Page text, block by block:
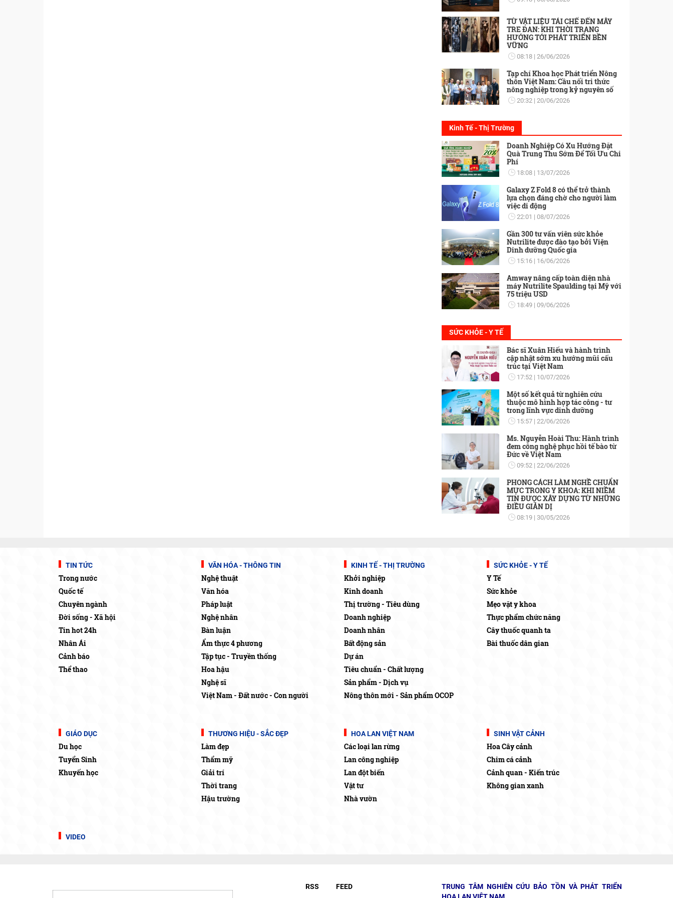
TỪ VẬT LIỆU TÁI CHẾ ĐẾN MÂY
TRE ĐAN: KHI THỜI TRANG
HƯỚNG TỚI PHÁT TRIỂN BỀN
VỮNG
08:18 26/06/2026
Tạp chí Khoa học Phát triển Nông
thôn Việt Nam: Cầu nối tri thức
nông nghiệp trong kỷ nguyên số
20:32 20/06/2026
Kinh Tế - Thị Trường
Doanh Nghiệp Có Xu Hướng Đặt
Quà Trung Thu Sớm Để Tối Ưu Chi
Phí
18:08 13/07/2026
Galaxy Z Fold 8 có thể trở thành
lựa chọn đáng chờ cho người làm
việc di động
22:01 08/07/2026
Gần 300 tư vấn viên sức khỏe
Nutrilite được đào tạo bởi Viện
Dinh dưỡng Quốc gia
15:16 16/06/2026
Amway nâng cấp toàn diện nhà
máy Nutrilite Spaulding tại Mỹ với
75 triệu USD
18:49 09/06/2026
SỨC KHỎE - Y TẾ
Bác sĩ Xuân Hiếu và hành trình
cập nhật sớm xu hướng mũi cấu
trúc tại Việt Nam
17:52 10/07/2026
Một số kết quả từ nghiên cứu
thuộc mô hình hợp tác công - tư
trong lĩnh vực dinh dưỡng
15:57 22/06/2026
Ms. Nguyễn Hoài Thu: Hành trình
đem công nghệ phục hồi tế bào từ
Đức về Việt Nam
09:52 22/06/2026
PHONG CÁCH LÀM NGHỀ CHUẨN
MỰC TRONG Y KHOA: KHI NIỀM
TIN ĐƯỢC XÂY DỰNG TỪ NHỮNG
ĐIỀU GIẢN DỊ
08:19 30/05/2026
TIN TỨC
Trong nước
Quốc tế
Chuyên ngành
Đời sống - Xã hội
Tin hot 24h
Nhân Ái
Cảnh báo
Thể thao
VĂN HÓA - THÔNG TIN
Nghệ thuật
Văn hóa
Pháp luật
Nghệ nhân
Bàn luận
Ẩm thực 4 phương
Tập tục - Truyền thống
Hoa hậu
Nghệ sĩ
Việt Nam - Đất nước - Con người
KINH TẾ - THỊ TRƯỜNG
Khởi nghiệp
Kinh doanh
Thị trường - Tiêu dùng
Doanh nghiệp
Doanh nhân
Bất động sản
Dự án
Tiêu chuẩn - Chất lượng
Sản phẩm - Dịch vụ
Nông thôn mới - Sản phẩm OCOP
SỨC KHỎE - Y TẾ
Y Tế
Sức khỏe
Mẹo vặt y khoa
Thực phẩm chức năng
Cây thuốc quanh ta
Bài thuốc dân gian
GIÁO DỤC
Du học
Tuyển Sinh
Khuyến học
THƯƠNG HIỆU - SẮC ĐẸP
Làm đẹp
Thẩm mỹ
Giải trí
Thời trang
Hậu trường
HOA LAN VIỆT NAM
Các loại lan rừng
Lan công nghiệp
Lan đột biến
Vật tư
Nhà vườn
SINH VẬT CẢNH
Hoa Cây cảnh
Chim cá cảnh
Cảnh quan - Kiến trúc
Không gian xanh
VIDEO
RSS FEED
TRUNG TÂM NGHIÊN CỨU BẢO TỒN VÀ PHÁT TRIỂN
HOA LAN VIỆT NAM